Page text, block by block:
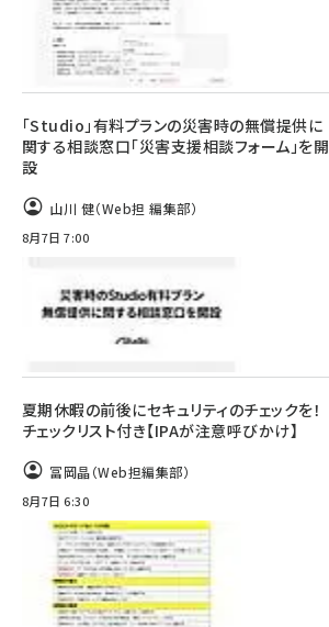
「Studio」有料プランの災害時の無償提供に
関する相談窓口「災害支援相談フォーム」を開
設
山川 健（Web担 編集部）
8月7日 7:00
夏期休暇の前後にセキュリティのチェックを！
チェックリスト付き【IPAが注意呼びかけ】
冨岡晶（Web担編集部）
8月7日 6:30